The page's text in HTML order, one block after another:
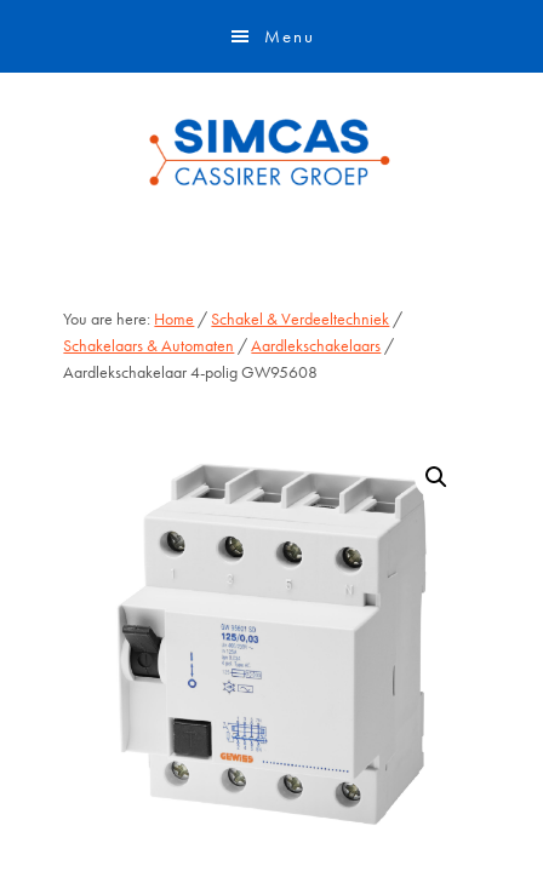
Menu
You are here: Home /Schakel & Verdeeltechniek /
Schakelaars & Automaten /Aardlekschakelaars /
Aardlekschakelaar 4-polig GW95608